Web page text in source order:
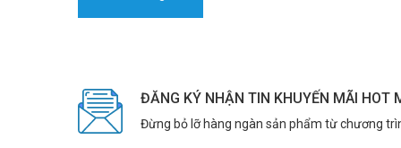
Tiết kiệm chi phí vận hành
ĐĂNG KÝ NHẬN TIN KHUYẾN MÃI HOT
Đừng bỏ lỡ hàng ngàn sản phẩm từ chương